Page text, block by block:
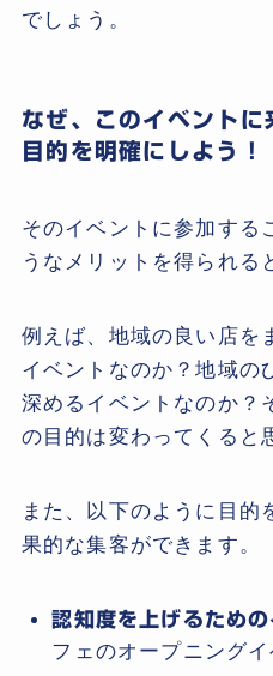
でしょう。
なぜ、このイベントに
目的を明確にしよう！
そのイベントに参加する
うなメリットを得られる
例えば、地域の良い店を
イベントなのか？地域の
深めるイベントなのか？
の目的は変わってくると
また、以下のように目的
果的な集客ができます。
認知度を上げるため
フェのオープニングイ